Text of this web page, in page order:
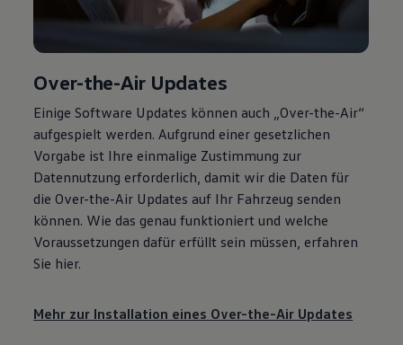
Over-the-Air Updates
Einige Software Updates können auch „Over-the-Air“
aufgespielt werden. Aufgrund einer gesetzlichen
Vorgabe ist Ihre einmalige Zustimmung zur
Datennutzung erforderlich, damit wir die Daten für
die Over-the-Air Updates auf Ihr Fahrzeug senden
können. Wie das genau funktioniert und welche
Voraussetzungen dafür erfüllt sein müssen, erfahren
Sie hier.
Mehr zur Installation eines Over-the-Air Updates